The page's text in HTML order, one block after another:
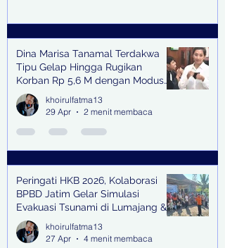
Dina Marisa Tanamal Terdakwa
Tipu Gelap Hingga Rugikan
Korban Rp 5,6 M dengan Modus
Kerja Sama Impor Bodong
khoirulfatma13
29 Apr
2 menit membaca
Peringati HKB 2026, Kolaborasi
BPBD Jatim Gelar Simulasi
Evakuasi Tsunami di Lumajang &
Trenggalek
khoirulfatma13
27 Apr
4 menit membaca